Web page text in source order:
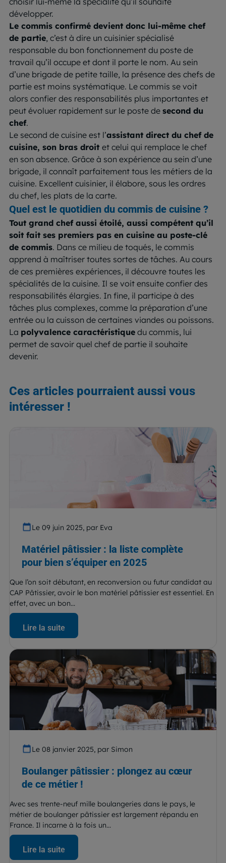
développer.
Le commis confirmé devient donc lui-même chef
de partie, c’est à dire un cuisinier spécialisé
responsable du bon fonctionnement du poste de
travail qu’il occupe et dont il porte le nom. Au sein
d’une brigade de petite taille, la présence des chefs de
partie est moins systématique. Le commis se voit
alors confier des responsabilités plus importantes et
peut évoluer rapidement sur le poste de second du
chef.
Le second de cuisine est l’assistant direct du chef de
cuisine, son bras droit et celui qui remplace le chef
en son absence. Grâce à son expérience au sein d’une
brigade, il connaît parfaitement tous les métiers de la
cuisine. Excellent cuisinier, il élabore, sous les ordres
du chef, les plats de la carte.
Quel est le quotidien du commis de cuisine ?
Tout grand chef aussi étoilé, aussi compétent qu’il
soit fait ses premiers pas en cuisine au poste-clé
de commis. Dans ce milieu de toqués, le commis
apprend à maîtriser toutes sortes de tâches. Au cours
de ces premières expériences, il découvre toutes les
spécialités de la cuisine. Il se voit ensuite confier des
responsabilités élargies. In fine, il participe à des
tâches plus complexes, comme la préparation d’une
entrée ou la cuisson de certaines viandes ou poissons.
La polyvalence caractéristique du commis, lui
permet de savoir quel chef de partie il souhaite
devenir.
Ces articles pourraient aussi vous
intéresser !
Le 09 juin 2025, par Eva
Matériel pâtissier : la liste complète
pour bien s’équiper en 2025
Que l’on soit débutant, en reconversion ou futur candidat au
CAP Pâtissier, avoir le bon matériel pâtissier est essentiel. En
effet, avec un bon...
Lire la suite
Le 08 janvier 2025, par Simon
Boulanger pâtissier : plongez au cœur
de ce métier !
Avec ses trente-neuf mille boulangeries dans le pays, le
métier de boulanger pâtissier est largement répandu en
France. Il incarne à la fois un...
Lire la suite